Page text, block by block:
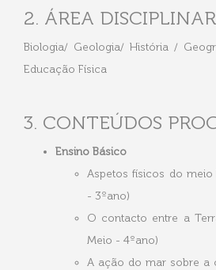
2. ÁREA
Biologia/ Geologia/ História /
Educação Física
3. CONTEÚDOS
Ensino Básico
Aspetos físicos do
- 3ºano)
O contacto entre a
Meio - 4ºano)
A ação do mar sobre a